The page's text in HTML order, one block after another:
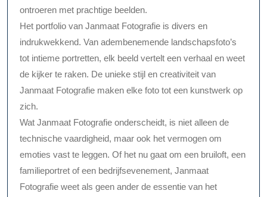
ontroeren met prachtige beelden.
Het portfolio van Janmaat Fotografie is divers en
indrukwekkend. Van adembenemende landschapsfoto’s
tot intieme portretten, elk beeld vertelt een verhaal en weet
de kijker te raken. De unieke stijl en creativiteit van
Janmaat Fotografie maken elke foto tot een kunstwerk op
zich.
Wat Janmaat Fotografie onderscheidt, is niet alleen de
technische vaardigheid, maar ook het vermogen om
emoties vast te leggen. Of het nu gaat om een bruiloft, een
familieportret of een bedrijfsevenement, Janmaat
Fotografie weet als geen ander de essentie van het